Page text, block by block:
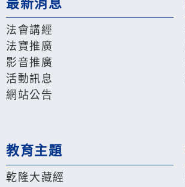
最新消息
法會講經
法寶推廣
影音推廣
活動訊息
網站公告
教育主題
乾隆大藏經